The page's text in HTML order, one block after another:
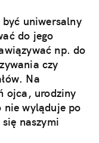
uniwersalny
do jego
np. do
czy
Na
ojca, urodziny
nie wyląduje po
naszymi